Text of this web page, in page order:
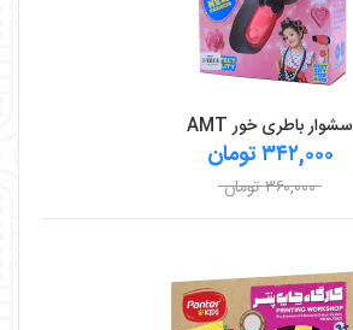
سشوار باطری خور AMT
۳۴۲,۰۰۰ تومان
۳۶۰,۰۰۰ تومان